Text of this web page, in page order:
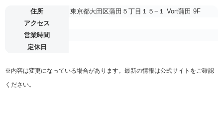
住所
東京都大田区蒲田５丁目１５−１ Vort蒲田 9F
アクセス
営業時間
定休日
※内容は変更になっている場合があります。最新の情報は公式サイトをご確認
ください。